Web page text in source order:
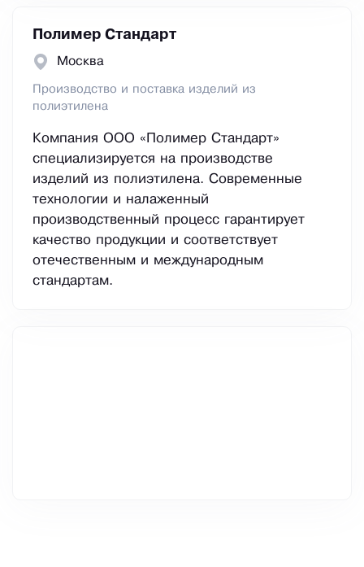
Полимер Стандарт
Москва
Производство и поставка изделий из
полиэтилена
Компания ООО «Полимер Стандарт»
специализируется на производстве
изделий из полиэтилена. Современные
технологии и налаженный
производственный процесс гарантирует
качество продукции и соответствует
отечественным и международным
стандартам.